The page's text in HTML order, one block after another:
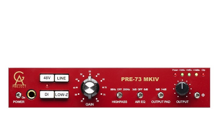
キーボード 電子ピアノ